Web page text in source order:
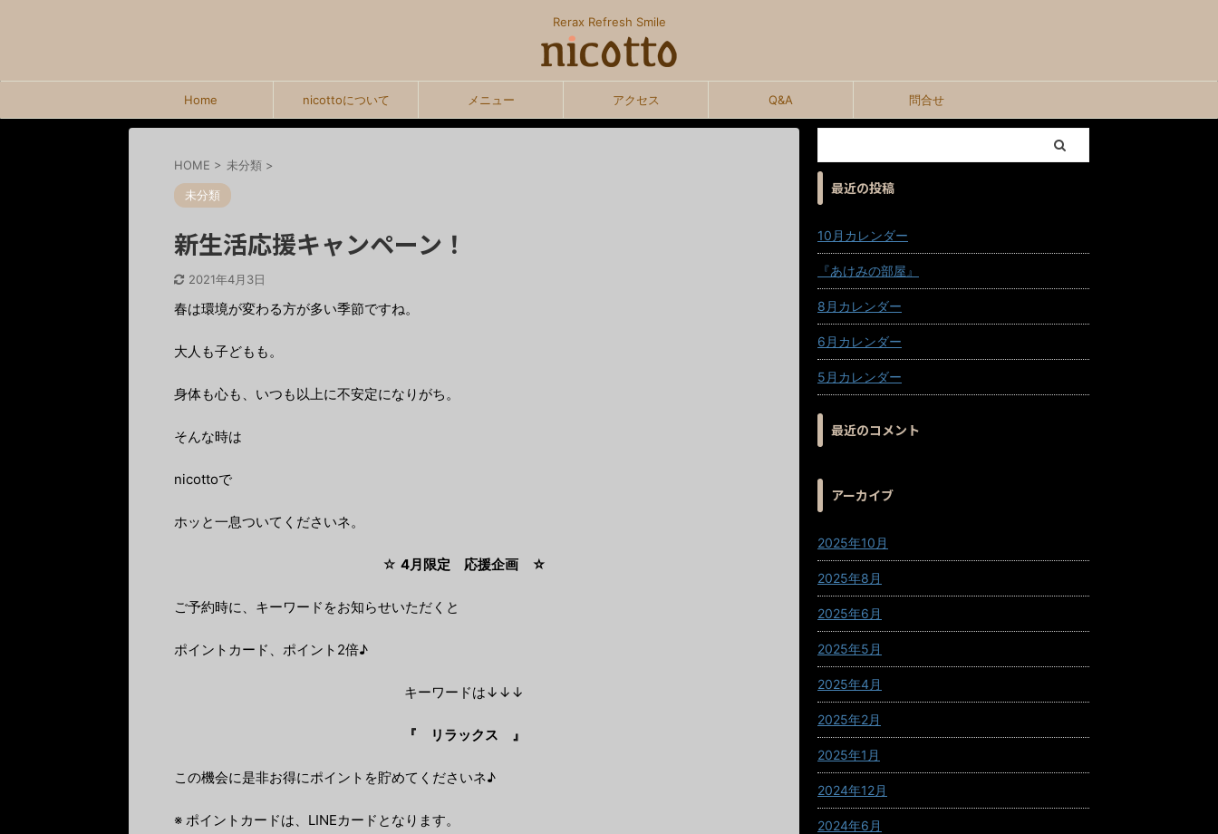
Rerax Refresh Smile
Home nicottoについて メニュー アクセス Q&A 問合せ
HOME > 未分類 >
未分類
新生活応援キャンペーン！
2021年4月3日
春は環境が変わる方が多い季節ですね。
大人も子どもも。
身体も心も、いつも以上に不安定になりがち。
そんな時は
nicottoで
ホッと一息ついてくださいネ。
☆ 4月限定 応援企画 ☆
ご予約時に、キーワードをお知らせいただくと
ポイントカード、ポイント2倍♪
キーワードは↓↓↓
『 リラックス 』
この機会に是非お得にポイントを貯めてくださいネ♪
※ ポイントカードは、LINEカードとなります。
最近の投稿
10月カレンダー
『あけみの部屋』
8月カレンダー
6月カレンダー
5月カレンダー
最近のコメント
アーカイブ
2025年10月
2025年8月
2025年6月
2025年5月
2025年4月
2025年2月
2025年1月
2024年12月
2024年6月